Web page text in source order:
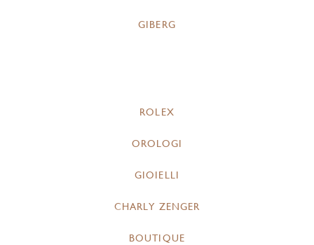
GIBERG
ROLEX
OROLOGI
GIOIELLI
CHARLY ZENGER
BOUTIQUE